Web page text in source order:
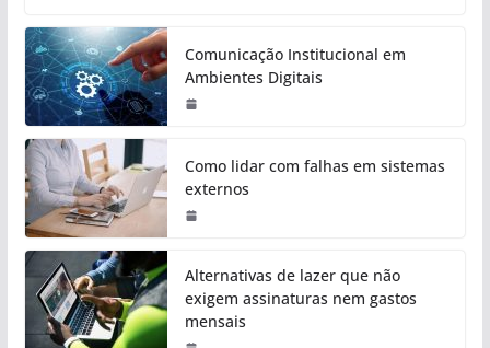
Comunicação Institucional em
Ambientes Digitais
Como lidar com falhas em sistemas
externos
Alternativas de lazer que não
exigem assinaturas nem gastos
mensais